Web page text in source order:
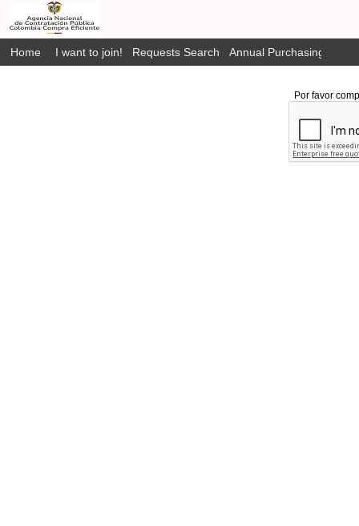
Home I want to join! Requests Search Annual Purchasing Plan
Por favor